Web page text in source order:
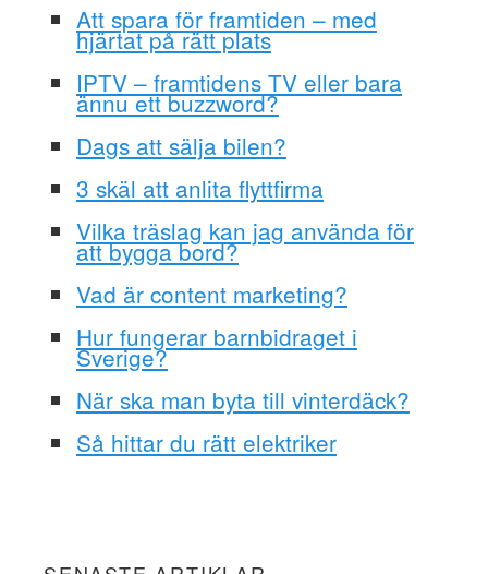
Att spara för framtiden – med
hjärtat på rätt plats
IPTV – framtidens TV eller bara
ännu ett buzzword?
Dags att sälja bilen?
3 skäl att anlita flyttfirma
Vilka träslag kan jag använda för
att bygga bord?
Vad är content marketing?
Hur fungerar barnbidraget i
Sverige?
När ska man byta till vinterdäck?
Så hittar du rätt elektriker